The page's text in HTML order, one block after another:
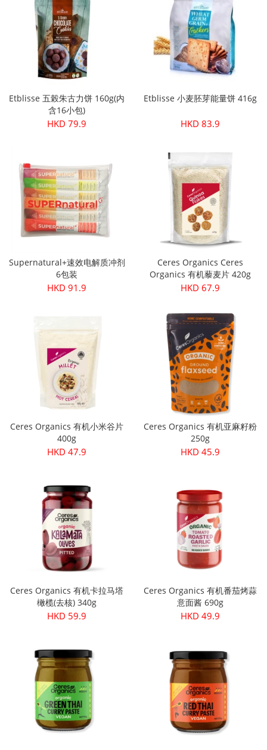
Etblisse 五榖朱古力饼 160g(内
含16小包)
HKD 79.9
Etblisse 小麦胚芽能量饼 416g
HKD 83.9
Supernatural+速效电解质冲剂
6包装
HKD 91.9
Ceres Organics Ceres
Organics 有机藜麦片 420g
HKD 67.9
Ceres Organics 有机小米谷片
400g
HKD 47.9
Ceres Organics 有机亚麻籽粉
250g
HKD 45.9
Ceres Organics 有机卡拉马塔
橄榄(去核) 340g
HKD 59.9
Ceres Organics 有机番茄烤蒜
意面酱 690g
HKD 49.9